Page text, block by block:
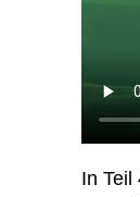
In Teil